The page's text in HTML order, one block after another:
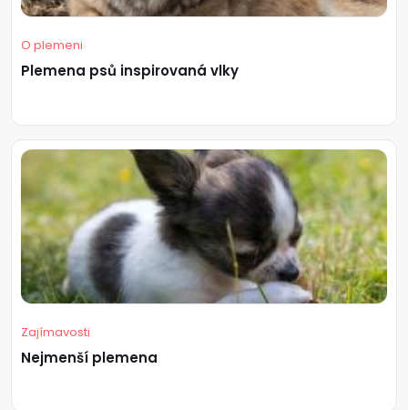
O plemeni
Plemena psů inspirovaná vlky
Zajímavosti
Nejmenší plemena